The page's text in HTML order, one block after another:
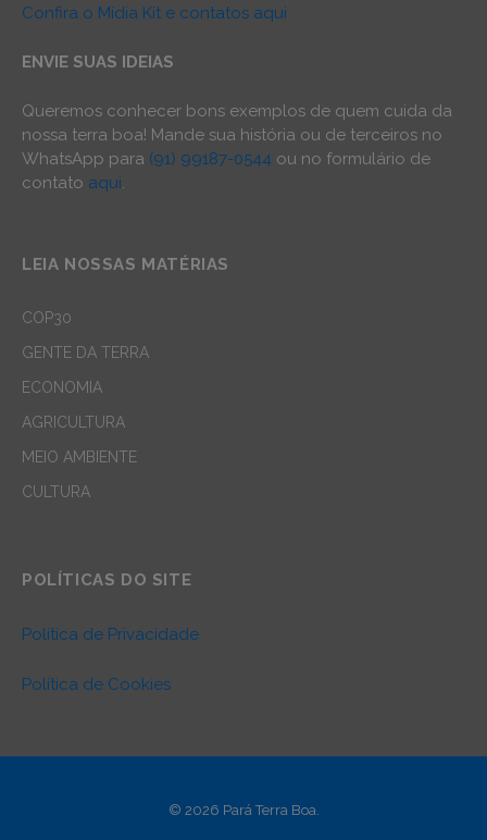
Confira o Mídia Kit e contatos aqui
ENVIE SUAS IDEIAS
Queremos conhecer bons exemplos de quem cuida da
nossa terra boa! Mande sua história ou de terceiros no
WhatsApp para (91) 99187-0544 ou no formulário de
contato aqui.
LEIA NOSSAS MATÉRIAS
COP30
GENTE DA TERRA
ECONOMIA
AGRICULTURA
MEIO AMBIENTE
CULTURA
POLÍTICAS DO SITE
Política de Privacidade
Política de Cookies
© 2026 Pará Terra Boa.